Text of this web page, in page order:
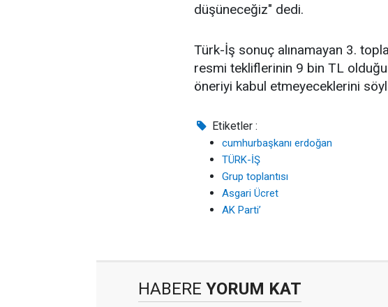
düşüneceğiz" dedi.
Türk-İş sonuç alınamayan 3.
resmi tekliflerinin 9 bin TL
öneriyi kabul etmeyeceklerini
Etiketler :
cumhurbaşkanı erdoğan
TÜRK-İŞ
Grup toplantısı
Asgari Ücret
AK Parti’
HABERE YORUM KAT